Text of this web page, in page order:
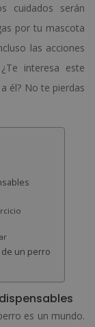
cuidados serán
por tu mascota
las acciones
interesa este
él? No te pierdas
de un perro
es un mundo.